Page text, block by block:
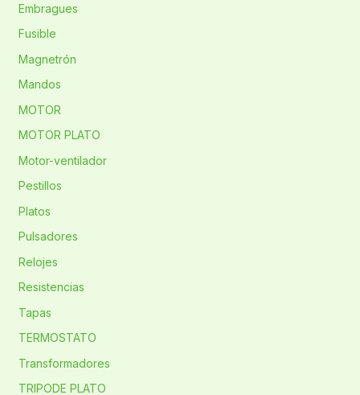
Embragues
Fusible
Magnetrón
Mandos
MOTOR
MOTOR PLATO
Motor-ventilador
Pestillos
Platos
Pulsadores
Relojes
Resistencias
Tapas
TERMOSTATO
Transformadores
TRIPODE PLATO